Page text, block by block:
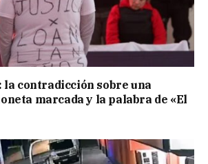
la contradicción sobre una
marcada y la palabra de «El